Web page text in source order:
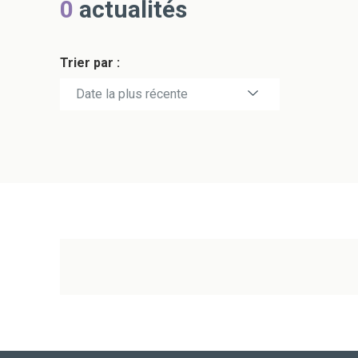
0 actualités
Trier par :
Date la plus récente